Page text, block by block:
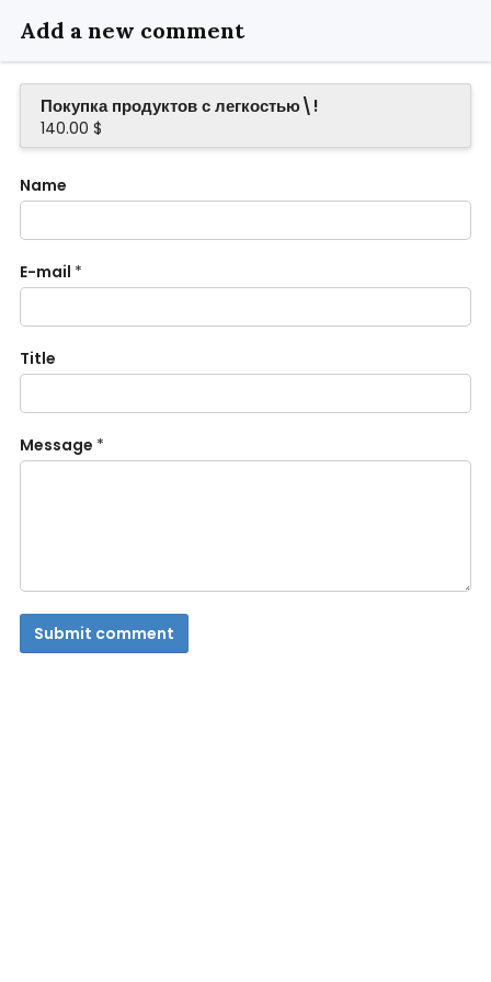
Add a new comment
Покупка продуктов с легкостью\!
140.00 $
Name
E-mail *
Title
Message *
Submit comment